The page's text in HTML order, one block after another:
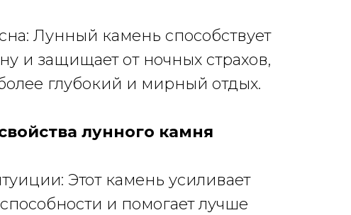
Лунный камень способствует
и защищает от ночных страхов,
глубокий и мирный отдых.
лунного камня
Этот камень усиливает
и помогает лучше